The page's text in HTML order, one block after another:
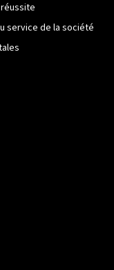
service de la société